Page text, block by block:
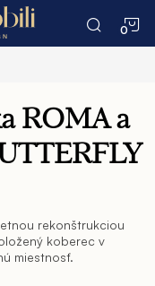
ROMA a
rekonštrukciou
koberec v
miestnosť.